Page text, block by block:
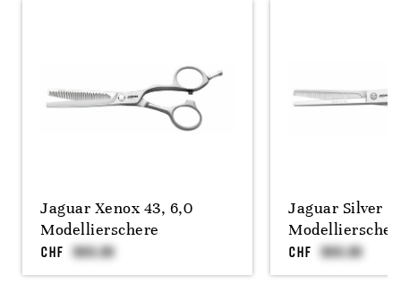
Jaguar Xenox 43, 6,0
Modellierschere
CHF
Jaguar Silver
CHF